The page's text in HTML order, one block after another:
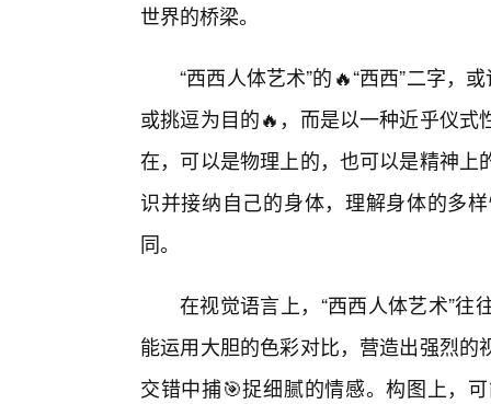
世界的桥梁。
“西西人体艺术”的🔥“西西”二字，
或挑逗为目的🔥，而是以一种近乎仪
在，可以是物理上的，也可以是精神
识并接纳自己的身体，理解身体的多
同。
在视觉语言上，“西西人体艺术”
能运用大胆的色彩对比，营造出强烈
交错中捕🎯捉细腻的情感。构图上，